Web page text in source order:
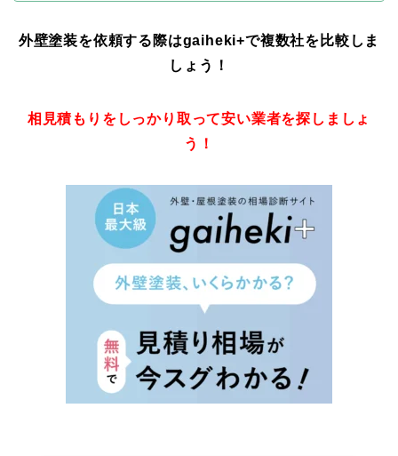
外壁塗装を依頼する際はgaiheki+で複数社を比較しま
しょう！
相見積もりをしっかり取って安い業者を探しましょ
う！